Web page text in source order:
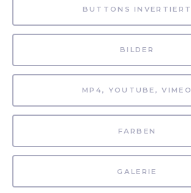
BUTTONS INVERTIERT
BILDER
MP4, YOUTUBE, VIMEO
FARBEN
GALERIE